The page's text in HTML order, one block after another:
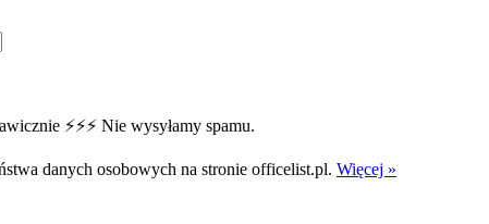
⚡⚡⚡ Nie wysyłamy spamu.
danych osobowych na stronie officelist.pl. Więcej »